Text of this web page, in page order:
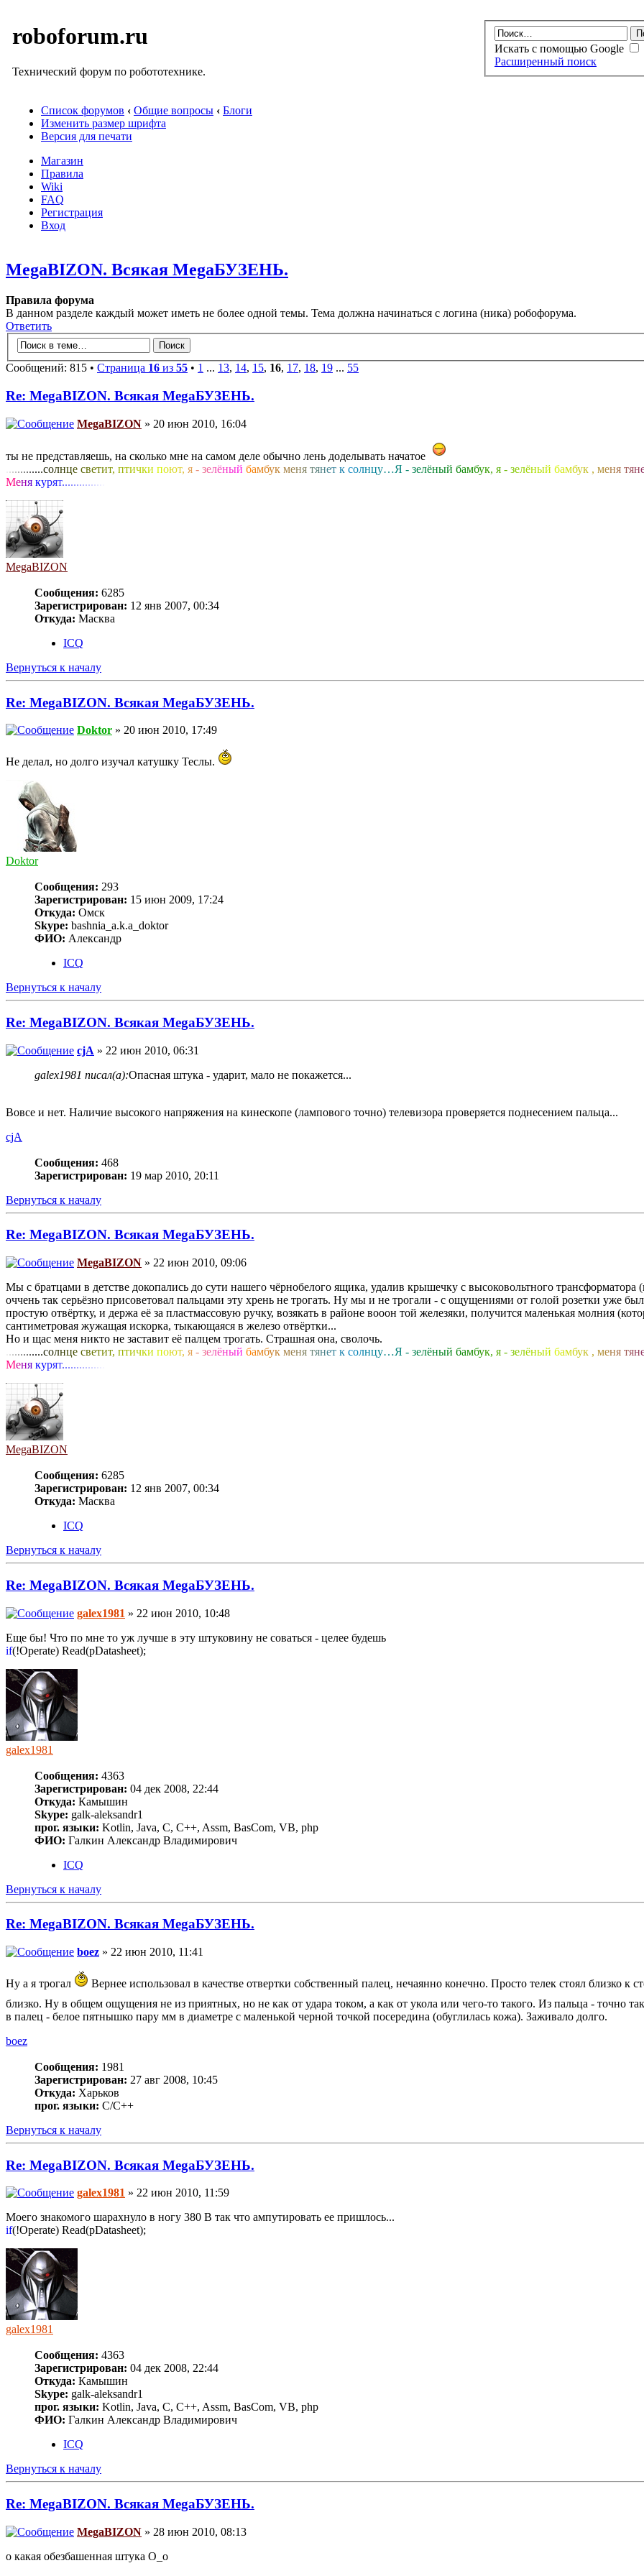
roboforum.ru
Технический форум по робототехнике.
Искать с помощью Google
Расширенный поиск
Список форумов ‹ Общие вопросы ‹ Блоги
Изменить размер шрифта
Версия для печати
Магазин
Правила
Wiki
FAQ
Регистрация
Вход
MegaBIZON. Всякая MegaБУЗЕНЬ.
Правила форума
В данном разделе каждый может иметь не более одной темы. Тема должна начинаться с логина (ника) робофорума.
Ответить
Сообщений: 815 • Страница 16 из 55 • 1 ... 13, 14, 15, 16, 17, 18, 19 ... 55
Re: MegaBIZON. Всякая MegaБУЗЕНЬ.
MegaBIZON » 20 июн 2010, 16:04
ты не представляешь, на сколько мне на самом деле обычно лень доделывать начатое
............солнце светит, птички поют, я - зелёный бамбук меня тянет к солнцу…Я - зелёный бамбук, я - зелёный бамбук , меня тян
Меня курят.............
MegaBIZON
Сообщения: 6285
Зарегистрирован: 12 янв 2007, 00:34
Откуда: Масква
ICQ
Вернуться к началу
Re: MegaBIZON. Всякая MegaБУЗЕНЬ.
Doktor » 20 июн 2010, 17:49
Не делал, но долго изучал катушку Теслы.
Doktor
Сообщения: 293
Зарегистрирован: 15 июн 2009, 17:24
Откуда: Омск
Skype: bashnia_a.k.a_doktor
ФИО: Александр
ICQ
Вернуться к началу
Re: MegaBIZON. Всякая MegaБУЗЕНЬ.
cjA » 22 июн 2010, 06:31
galex1981 писал(а):Опасная штука - ударит, мало не покажется...
Вовсе и нет. Наличие высокого напряжения на кинескопе (лампового точно) телевизора проверяется поднесением пальца...
cjA
Сообщения: 468
Зарегистрирован: 19 мар 2010, 20:11
Вернуться к началу
Re: MegaBIZON. Всякая MegaБУЗЕНЬ.
MegaBIZON » 22 июн 2010, 09:06
Мы с братцами в детстве докопались до сути нашего чёрнобелого ящика, удалив крышечку с высоковольтного
оччень так серьёзно присоветовал пальцами эту хрень не трогать. Ну мы и не трогали - с ощущениями от голой розетки уже
простую отвёртку, и держа её за пластмассовую ручку, возякать в районе вооон той железяки, получится маленькая молния
сантиметровая жужащая искорка, тыкающаяся в железо отвёртки...
Но и щас меня никто не заставит её палцем трогать. Страшная она, сволочь.
............солнце светит, птички поют, я - зелёный бамбук меня тянет к солнцу…Я - зелёный бамбук, я - зелёный бамбук , меня тян
Меня курят.............
MegaBIZON
Сообщения: 6285
Зарегистрирован: 12 янв 2007, 00:34
Откуда: Масква
ICQ
Вернуться к началу
Re: MegaBIZON. Всякая MegaБУЗЕНЬ.
galex1981 » 22 июн 2010, 10:48
Еще бы! Что по мне то уж лучше в эту штуковину не соваться - целее будешь
if(!Operate) Read(pDatasheet);
galex1981
Сообщения: 4363
Зарегистрирован: 04 дек 2008, 22:44
Откуда: Камышин
Skype: galk-aleksandr1
прог. языки: Kotlin, Java, C, C++, Assm, BasCom, VB, php
ФИО: Галкин Александр Владимирович
ICQ
Вернуться к началу
Re: MegaBIZON. Всякая MegaБУЗЕНЬ.
boez » 22 июн 2010, 11:41
Ну а я трогал
Вернее использовал в качестве отвертки собственный палец, нечаянно конечно. Просто телек стоял близко к
близко. Ну в общем ощущения не из приятных, но не как от удара током, а как от укола или чего-то такого. Из пальца - точно
в палец - белое пятнышко пару мм в диаметре с маленькой черной точкой посередина (обуглилась кожа). Заживало долго.
boez
Сообщения: 1981
Зарегистрирован: 27 авг 2008, 10:45
Откуда: Харьков
прог. языки: С/С++
Вернуться к началу
Re: MegaBIZON. Всякая MegaБУЗЕНЬ.
galex1981 » 22 июн 2010, 11:59
Моего знакомого шарахнуло в ногу 380 В так что ампутировать ее пришлось...
if(!Operate) Read(pDatasheet);
galex1981
Сообщения: 4363
Зарегистрирован: 04 дек 2008, 22:44
Откуда: Камышин
Skype: galk-aleksandr1
прог. языки: Kotlin, Java, C, C++, Assm, BasCom, VB, php
ФИО: Галкин Александр Владимирович
ICQ
Вернуться к началу
Re: MegaBIZON. Всякая MegaБУЗЕНЬ.
MegaBIZON » 28 июн 2010, 08:13
о какая обезбашенная штука O_o